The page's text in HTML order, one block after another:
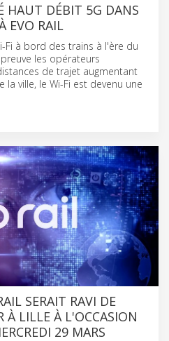
HAUT DÉBIT 5G DANS
EVO RAIL
Fi à bord des trains à l'ère du
les opérateurs
de trajet augmentant
la ville, le Wi-Fi est devenu une
SERAIT RAVI DE
À LILLE À L'OCCASION
29 MARS